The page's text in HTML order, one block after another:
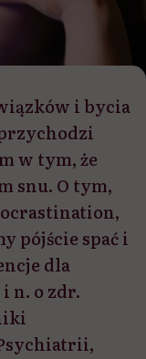
i bycia
w tym, że
snu. O tym,
pójście spać i
dla
n. o zdr.